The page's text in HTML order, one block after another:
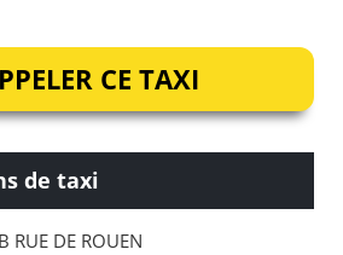
CE TAXI
de taxi
RUE DE ROUEN